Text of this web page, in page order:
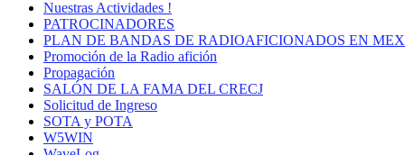
Nuestras Actividades !
PATROCINADORES
PLAN DE BANDAS DE RADIOAFICIONADOS EN
Promoción de la Radio afición
Propagación
SALÓN DE LA FAMA DEL CRECJ
Solicitud de Ingreso
SOTA y POTA
W5WIN